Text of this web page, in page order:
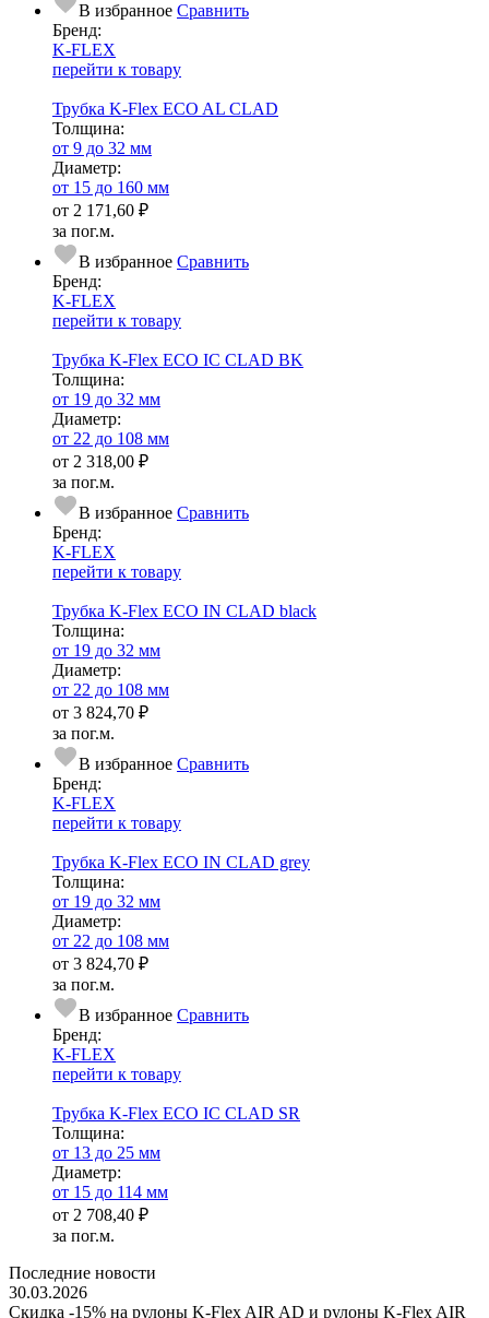
В избранное Сравнить
Бренд:
K-FLEX
перейти к товару
Трубка K-Flex ECO AL CLAD
Тол­щи­на:
от 9 до 32 мм
Диаметр:
от 15 до 160 мм
от 2 171,60 ₽
за пог.м.
В избранное Сравнить
Бренд:
K-FLEX
перейти к товару
Трубка K-Flex ECO IC CLAD BK
Тол­щи­на:
от 19 до 32 мм
Диаметр:
от 22 до 108 мм
от 2 318,00 ₽
за пог.м.
В избранное Сравнить
Бренд:
K-FLEX
перейти к товару
Трубка K-Flex ECO IN CLAD black
Тол­щи­на:
от 19 до 32 мм
Диаметр:
от 22 до 108 мм
от 3 824,70 ₽
за пог.м.
В избранное Сравнить
Бренд:
K-FLEX
перейти к товару
Трубка K-Flex ECO IN CLAD grey
Тол­щи­на:
от 19 до 32 мм
Диаметр:
от 22 до 108 мм
от 3 824,70 ₽
за пог.м.
В избранное Сравнить
Бренд:
K-FLEX
перейти к товару
Трубка K-Flex ECO IC CLAD SR
Тол­щи­на:
от 13 до 25 мм
Диаметр:
от 15 до 114 мм
от 2 708,40 ₽
за пог.м.
Последние новости
30.03.2026
Скидка -15% на рулоны K-Flex AIR AD и рулоны K-Flex AIR